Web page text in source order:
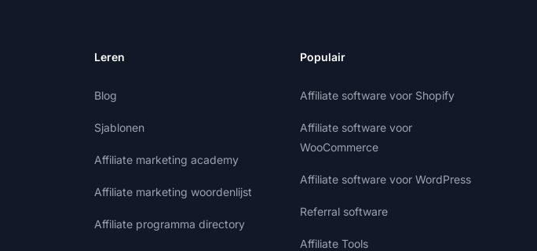
Leren
Blog
Sjablonen
Affiliate marketing academy
Affiliate marketing woordenlijst
Affiliate programma directory
Populair
Affiliate software voor Shopify
Affiliate software voor
WooCommerce
Affiliate software voor WordPress
Referral software
Affiliate Tools